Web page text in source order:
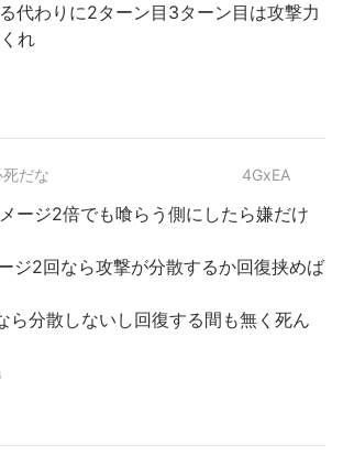
代わりに2ターン目3ターン目は攻撃力
れ
だな 4GxEA
ージ2倍でも喰らう側にしたら嫌だけ
ジ2回なら攻撃が分散するか回復挟めば
ら分散しないし回復する間も無く死ん